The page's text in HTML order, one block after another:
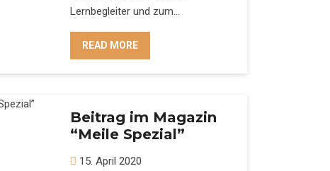
Lernbegleiter und zum…
READ MORE
Beitrag im Magazin
“Meile Spezial”
15. April 2020